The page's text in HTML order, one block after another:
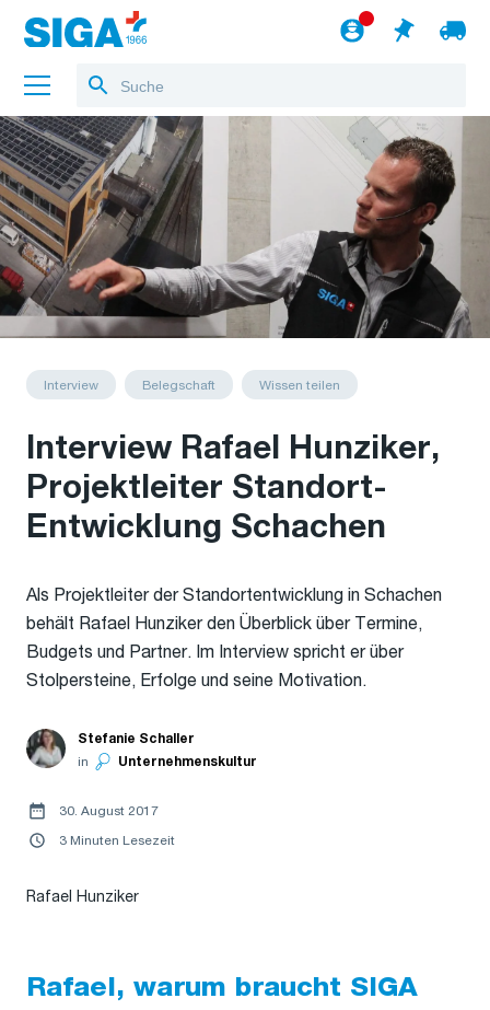
Über uns
Referenzen
Jobs
Blog
Interview Belegschaft Wissen teilen
Interview Rafael Hunziker,
Projektleiter Standort-
Entwicklung Schachen
Als Projektleiter der Standortentwicklung in Schachen
behält Rafael Hunziker den Überblick über Termine,
Budgets und Partner. Im Interview spricht er über
Stolpersteine, Erfolge und seine Motivation.
Stefanie Schaller
in
Unternehmenskultur
30. August 2017
3 Minuten Lesezeit
Rafael Hunziker
Rafael, warum braucht SIGA